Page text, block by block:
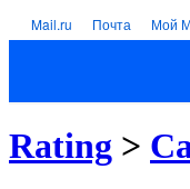
Mail.ru Почта Мой
Rating >